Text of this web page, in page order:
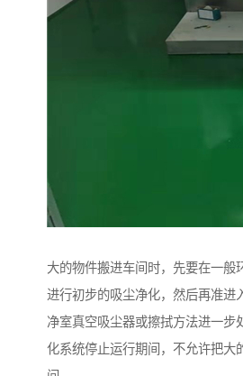
大的物件搬进车间时，先要在一般
进行初步的吸尘净化，然后再准进
净室真空吸尘器或擦拭方法进一步
化系统停止运行期间，不允许把大